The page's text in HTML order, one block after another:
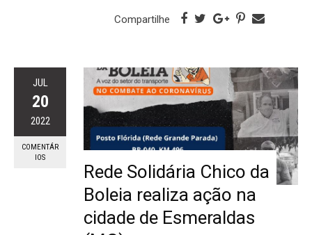
Compartilhe
JUL
20
2022
COMENTÁR
IOS
Rede Solidária Chico da
Boleia realiza ação na
cidade de Esmeraldas